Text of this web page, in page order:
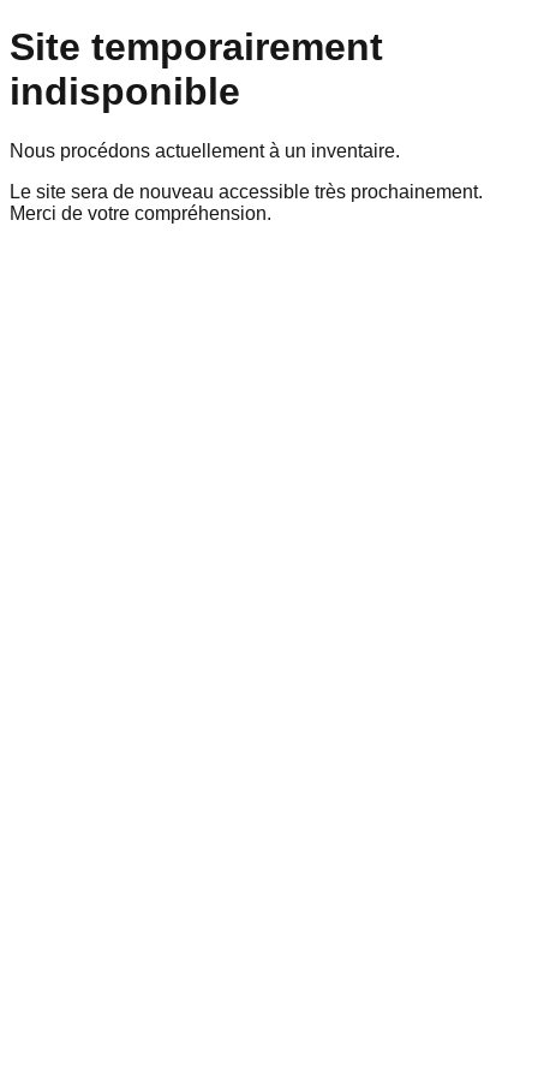
Site temporairement
indisponible
Nous procédons actuellement à un inventaire.
Le site sera de nouveau accessible très prochainement.
Merci de votre compréhension.